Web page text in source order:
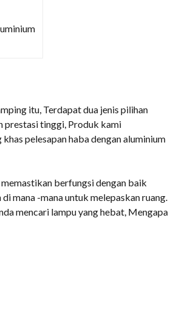
itu, Terdapat dua jenis pilihan
prestasi tinggi, Produk kami
pelesapan haba dengan aluminium
berfungsi dengan baik
mana -mana untuk melepaskan ruang.
mencari lampu yang hebat, Mengapa